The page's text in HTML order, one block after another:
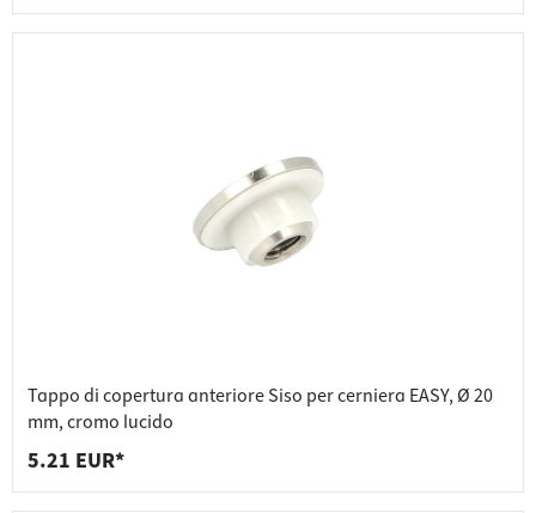
Tappo di copertura anteriore Siso per cerniera EASY, Ø 20
mm, cromo lucido
5.21 EUR*